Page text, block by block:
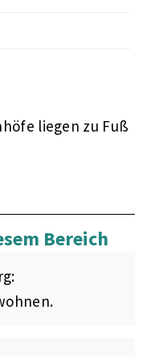
liegen zu Fuß
Bereich